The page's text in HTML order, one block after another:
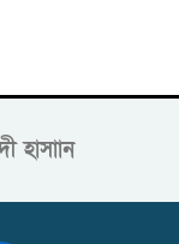
হাসাান